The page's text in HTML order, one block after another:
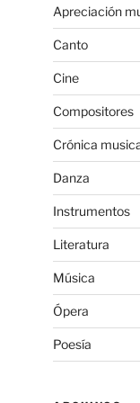
Apreciación
Canto
Cine
Compositores
Crónica
Danza
Instrumentos
Literatura
Música
Ópera
Poesía